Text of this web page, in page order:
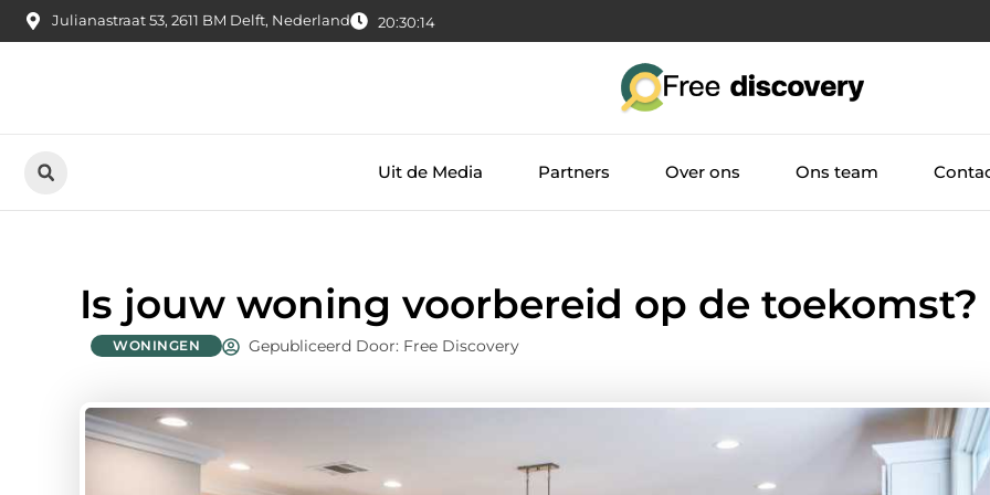
Julianastraat 53, 2611 BM Delft, Nederland 20:30:15
Uit de Media Partners Over ons Ons team
Is jouw woning voorbereid op de toekomst?
WONINGEN Gepubliceerd Door: Free Discovery